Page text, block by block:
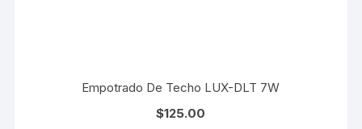
Empotrado De Techo LUX-DLT 7W
$125.00